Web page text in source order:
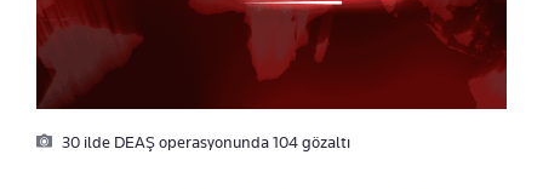
30 ilde DEAŞ operasyonunda 104 gözaltı